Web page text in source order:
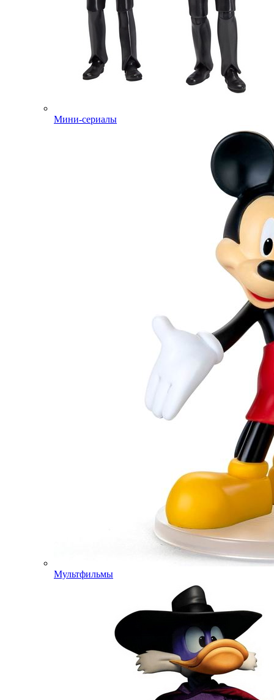
Мини-сериалы
Мультфильмы